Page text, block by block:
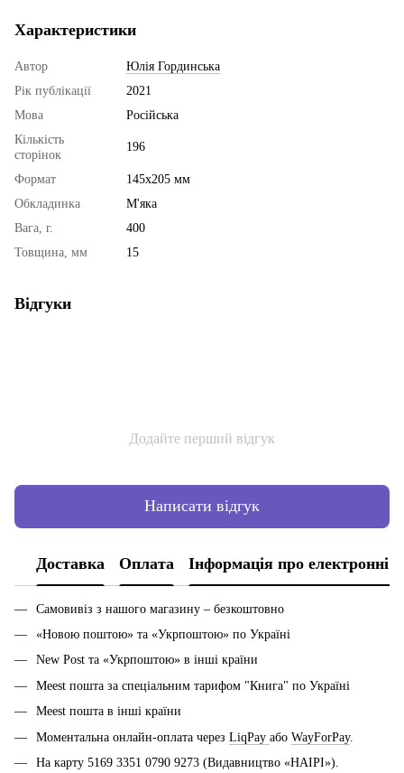
Характеристики
Автор
Юлія Гординська
Рік публікації
2021
Мова
Російська
Кількість
сторінок
196
Формат
145х205 мм
Обкладинка
М'яка
Вага, г.
400
Товщина, мм
15
Відгуки
Додайте перший відгук
Написати відгук
Доставка Оплата Інформація про електронні
Самовивіз з нашого магазину – безкоштовно
«Новою поштою» та «Укрпоштою» по Україні
New Post та «Укрпоштою» в інші країни
Meest пошта за спеціальним тарифом "Книга" по Україні
Meest пошта в інші країни
Моментальна онлайн-оплата через LiqPay або WayForPay.
На карту 5169 3351 0790 9273 (Видавництво «НАІРІ»).